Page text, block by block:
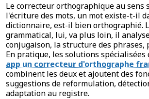
Le correcteur orthographique au sens
l'écriture des mots, un mot existe-t-il
dictionnaire, est-il bien orthographié.
grammatical, lui, va plus loin, il
conjugaison, la structure des phrases,
En pratique, les solutions spécialisées
app un correcteur d'orthographe
combinent les deux et ajoutent des
suggestions de reformulation,
adaptation au registre.